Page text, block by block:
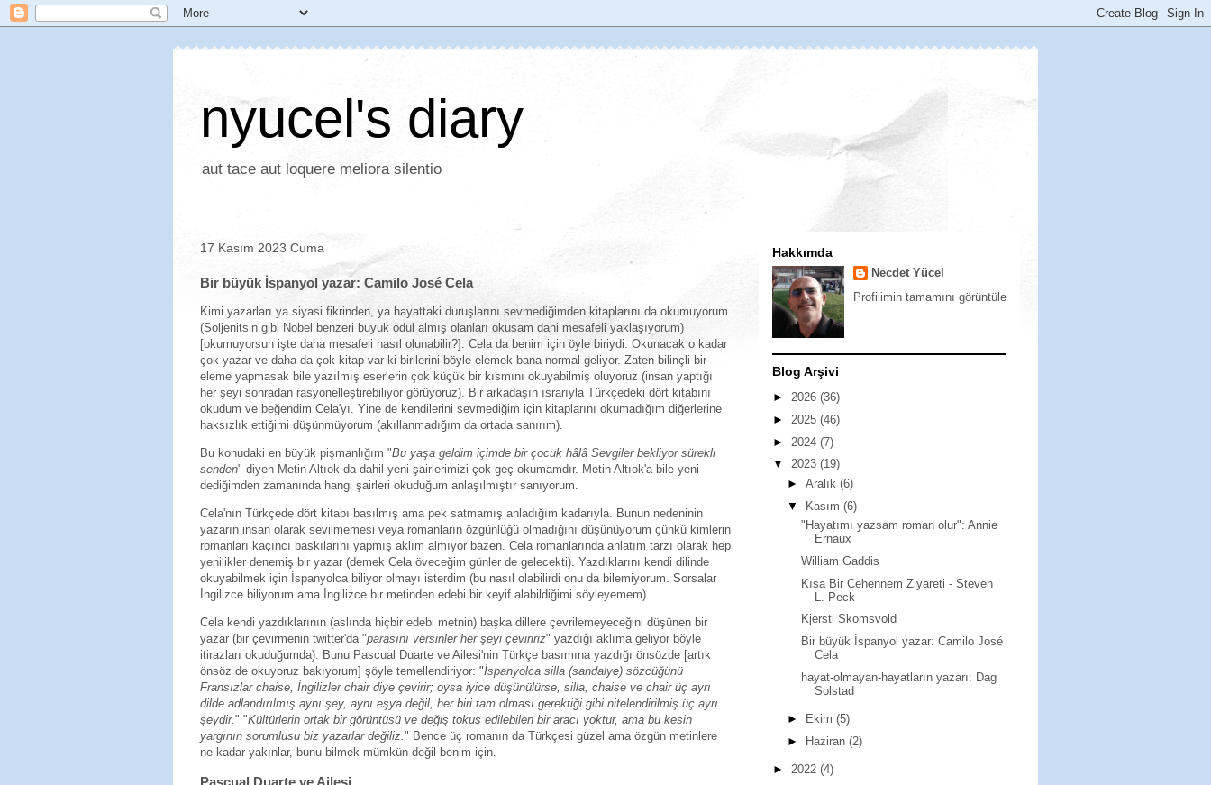
nyucel's diary
aut tace aut loquere meliora silentio
17 Kasım 2023 Cuma
Bir büyük İspanyol yazar: Camilo José Cela
Kimi yazarları ya siyasi fikrinden, ya hayattaki duruşlarını sevmediğimden kitaplarını da okumuyorum
(Soljenitsin gibi Nobel benzeri büyük ödül almış olanları okusam dahi mesafeli yaklaşıyorum)
[okumuyorsun işte daha mesafeli nasıl olunabilir?]. Cela da benim için öyle biriydi. Okunacak o kadar
çok yazar ve daha da çok kitap var ki birilerini böyle elemek bana normal geliyor. Zaten bilinçli bir
eleme yapmasak bile yazılmış eserlerin çok küçük bir kısmını okuyabilmiş oluyoruz (insan yaptığı
her şeyi sonradan rasyonelleştirebiliyor görüyoruz). Bir arkadaşın ısrarıyla Türkçedeki dört kitabını
okudum ve beğendim Cela'yı. Yine de kendilerini sevmediğim için kitaplarını okumadığım diğerlerine
haksızlık ettiğimi düşünmüyorum (akıllanmadığım da ortada sanırım).
Bu konudaki en büyük pişmanlığım "Bu yaşa geldim içimde bir çocuk hâlâ Sevgiler bekliyor sürekli
senden" diyen Metin Altıok da dahil yeni şairlerimizi çok geç okumamdır. Metin Altıok'a bile yeni
dediğimden zamanında hangi şairleri okuduğum anlaşılmıştır sanıyorum.
Cela'nın Türkçede dört kitabı basılmış ama pek satmamış anladığım kadarıyla. Bunun nedeninin
yazarın insan olarak sevilmemesi veya romanların özgünlüğü olmadığını düşünüyorum çünkü kimlerin
romanları kaçıncı baskılarını yapmış aklım almıyor bazen. Cela romanlarında anlatım tarzı olarak hep
yenilikler denemiş bir yazar (demek Cela öveceğim günler de gelecekti). Yazdıklarını kendi dilinde
okuyabilmek için İspanyolca biliyor olmayı isterdim (bu nasıl olabilirdi onu da bilemiyorum. Sorsalar
İngilizce biliyorum ama İngilizce bir metinden edebi bir keyif alabildiğimi söyleyemem).
Cela kendi yazdıklarının (aslında hiçbir edebi metnin) başka dillere çevrilemeyeceğini düşünen bir
yazar (bir çevirmenin twitter'da "parasını versinler her şeyi çeviririz" yazdığı aklıma geliyor böyle
itirazları okuduğumda). Bunu Pascual Duarte ve Ailesi'nin Türkçe basımına yazdığı önsözde [artık
önsöz de okuyoruz bakıyorum] şöyle temellendiriyor: "İspanyolca silla (sandalye) sözcüğünü
Fransızlar chaise, İngilizler chair diye çevirir; oysa iyice düşünülürse, silla, chaise ve chair üç ayrı
dilde adlandırılmış aynı şey, aynı eşya değil, her biri tam olması gerektiği gibi nitelendirilmiş üç ayrı
şeydir." "Kültürlerin ortak bir görüntüsü ve değiş tokuş edilebilen bir aracı yoktur, ama bu kesin
yargının sorumlusu biz yazarlar değiliz." Bence üç romanın da Türkçesi güzel ama özgün metinlere
ne kadar yakınlar, bunu bilmek mümkün değil benim için.
Pascual Duarte ve Ailesi
Hakkımda
Necdet Yücel
Profilimin tamamını görüntüle
Blog Arşivi
► 2026 (36)
► 2025 (46)
► 2024 (7)
▼ 2023 (19)
► Aralık (6)
▼ Kasım (6)
"Hayatımı yazsam roman olur": Annie
Ernaux
William Gaddis
Kısa Bir Cehennem Ziyareti - Steven
L. Peck
Kjersti Skomsvold
Bir büyük İspanyol yazar: Camilo José
Cela
hayat-olmayan-hayatların yazarı: Dag
Solstad
► Ekim (5)
►
Haziran (2)
► 2022 (4)